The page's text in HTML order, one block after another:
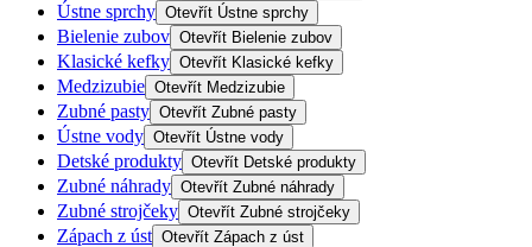
Ústne sprchy Otevřít Ústne sprchy
Bielenie zubov Otevřít Bielenie zubov
Klasické kefky Otevřít Klasické kefky
Medzizubie Otevřít Medzizubie
Zubné pasty Otevřít Zubné pasty
Ústne vody Otevřít Ústne vody
Detské produkty Otevřít Detské produkty
Zubné náhrady Otevřít Zubné náhrady
Zubné strojčeky Otevřít Zubné strojčeky
Zápach z úst Otevřít Zápach z úst